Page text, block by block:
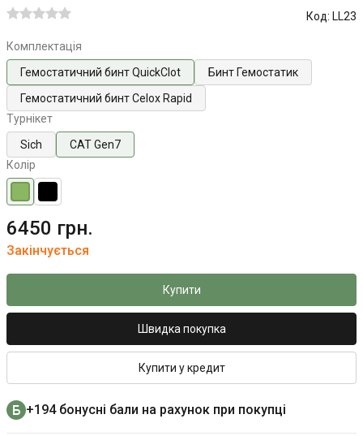
Код: LL23
Комплектація
Гемостатичний бинт QuickClot
Бинт Гемостатик
Гемостатичний бинт Celox Rapid
Турнікет
Sich
CAT Gen7
Колір
6450 грн.
Закінчується
Купити
Швидка покупка
Купити у кредит
+194 бонусні бали на рахунок при покупці